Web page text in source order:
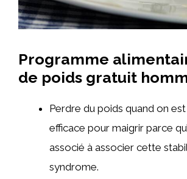
Programme
de poids gratuit
Perdre du poids quand on
efficace pour maigrir parce
associé à associer cette
syndrome.